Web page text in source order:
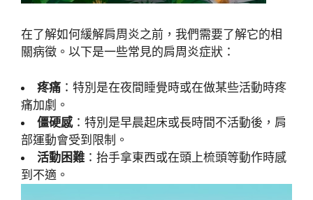
在了解如何緩解肩周炎之前，我們需要了解它的相
關病徵。以下是一些常見的肩周炎症狀：
疼痛 ：特別是在夜間睡覺時或在做某些活動時疼
痛加劇。
僵硬感：特別是早晨起床或長時間不活動後，肩
部運動會受到限制。
活動困難 ：抬手拿東西或在頭上梳頭等動作時感
到不適。